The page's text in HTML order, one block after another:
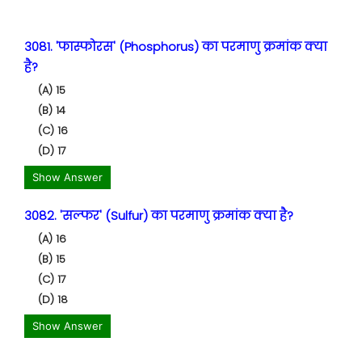
3081. 'फास्फोरस' (Phosphorus) का परमाणु क्रमांक क्या
है?
(A) 15
(B) 14
(C) 16
(D) 17
Show Answer
3082. 'सल्फर' (Sulfur) का परमाणु क्रमांक क्या है?
(A) 16
(B) 15
(C) 17
(D) 18
Show Answer